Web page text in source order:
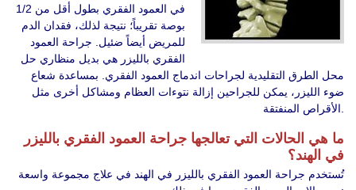
في العمود الفقري بطول أقل من 1/2
بوصة تقريباً؛ نتيجة لذلك، فقدان الدم
للمريض أيضاً ضئيل. جراحة العمود
الفقري بالليزر هي بديل منظاري حل
محل الطرق التقليدية لجراحات اندماج العمود الفقري. بمساعدة شعاع
ضوء الليزر، يمكن للجراحين إزالة نتوءات العظام ومشاكل أخرى مثل
ما هي الحالات التي تعالجها جراحة العمود الفقري بالليزر
في الهند؟
تُستخدم جراحة العمود الفقري بالليزر في الهند في علاج مجموعة واسعة